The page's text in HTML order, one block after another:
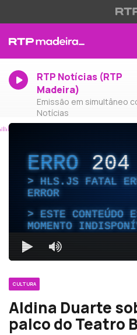
RTP Notícias (RTP
Madeira)
Emissão em simultâneo
Notícias
ERRO204
HLS.JS FATAL
ERROR
ESTE CONTEÚDO
MOMENTO
CULTURA
Aldina Duarte
palco do Teatro